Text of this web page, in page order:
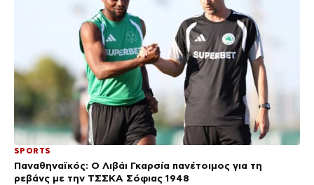
SPORTS
Παναθηναϊκός: Ο Λιβάι Γκαρσία πανέτοιμος για τη
ρεβάνς με την ΤΣΣΚΑ Σόφιας 1948